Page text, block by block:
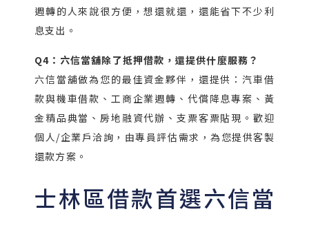
週轉的人來說很方便，想還就還，還能省下不少利
息支出。
Q4：六信當舖除了抵押借款，還提供什麼服務？
六信當舖做為您的最佳資金夥伴，還提供：汽車借
款與機車借款、工商企業週轉、代償降息專案、黃
金精品典當、房地融資代辦、支票客票貼現。歡迎
個人/企業戶洽詢，由專員評估需求，為您提供客製
還款方案。
士林區借款首選六信當